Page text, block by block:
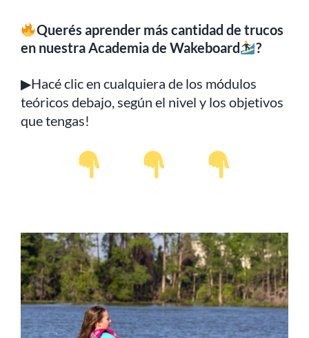
Querés aprender más cantidad de trucos
en nuestra Academia de Wakeboard
?
▶Hacé clic en cualquiera de los módulos
teóricos debajo, según el nivel y los objetivos
que tengas!